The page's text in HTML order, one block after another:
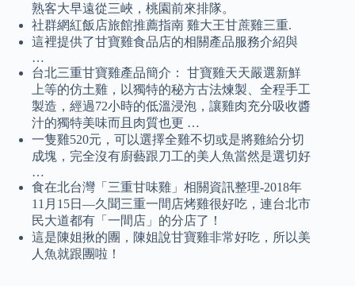
熟客大早遠從三峽，桃園前來排隊。
社群網紅飯店旅館推薦指南 雞大王甘蔗雞三重.
這裡提供了甘寶雞食品店的相關產品服務介紹與
…
台北三重甘寶雞產品簡介： 甘寶雞天天嚴選新鮮
上等的仿土雞，以獨特的秘方古法煉製、全程手工
製造，經過72小時的低溫浸泡，讓雞肉充分吸收醬
汁的獨特美味而且肉質也更 …
一隻雞520元，可以選擇全雞不切或是將雞給分切
成塊，完全沒有廚藝跟刀工的美人魚當然是選切好
…
食在北台灣「三重甘味雞」相關資訊整理-2018年
11月15日—久聞三重一間店烤雞很好吃，連台北市
民大道都有「一間店」的分店了！
這是陳姐揪的團，陳姐說甘寶雞非常好吃，所以美
人魚就跟團啦！